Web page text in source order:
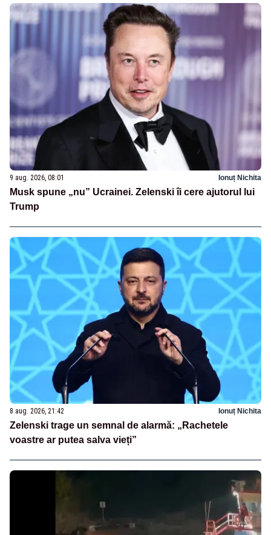
9 aug. 2026, 08:01 Ionuț Nichita
Musk spune „nu” Ucrainei. Zelenski îi cere ajutorul lui
Trump
8 aug. 2026, 21:42 Ionuț Nichita
Zelenski trage un semnal de alarmă: „Rachetele
voastre ar putea salva vieți”